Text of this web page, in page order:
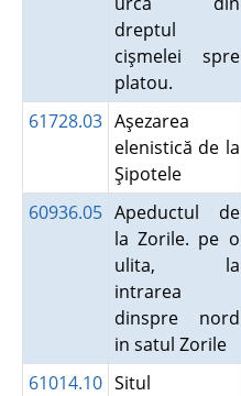
dreptul
cişmelei spre
platou.
61728.03 Aşezarea
elenistică de la
Şipotele
60936.05 Apeductul de
la Zorile. pe o
ulita, la
intrarea
dinspre nord
in satul Zorile
61014.10 Situl